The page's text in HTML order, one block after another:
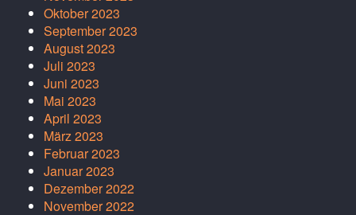
Oktober 2023
September 2023
August 2023
Juli 2023
Juni 2023
Mai 2023
April 2023
März 2023
Februar 2023
Januar 2023
Dezember 2022
November 2022